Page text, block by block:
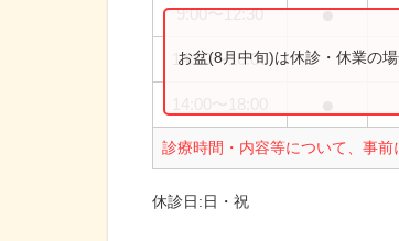
9:00〜12:30 ●
14:00〜16:00
診療時間・内容等について、事前
お盆(8月中旬)は休診・休業の
休診日:日・祝